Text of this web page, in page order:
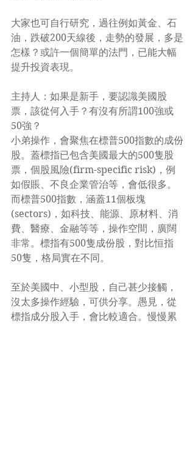
大家也可自行研究，過往例如黃金、石
油，跌破200天線後，走勢的發展，多是
怎樣？或許一個簡單的法門，已能大幅
提升投資表現。
主持人：如果是新手，要認識美國股
票，該從何入手？有沒有所謂100強或
50強？
小弟操作，會聚焦在標普500指數的成份
股。蓋標指已包含美國最大的500隻股
票，個股風險(firm-specific risk)，例
如假賬、不良企業管治等，會低很多。
而標普500指數，涵蓋11個板塊
(sectors)，如科技、能源、原材料、消
費、醫療、金融等等，操作空間，廣闊
非常。標指有500隻成份股，對比恒指
50隻，格局實在不同。
至於美國中、小型股，自己甚少接觸，
沒太多操作經驗，可供分享。愚見，從
標指成分股入手，會比較適合。慢慢累